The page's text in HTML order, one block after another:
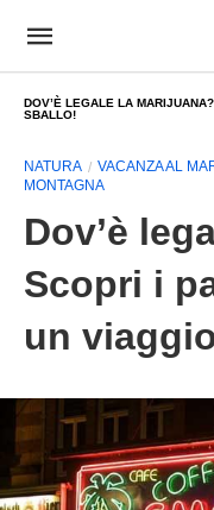
DOV’È LEGALE LA
SBALLO!
NATURA VACANZA AL
MONTAGNA
Dov’è
Scopri i
un